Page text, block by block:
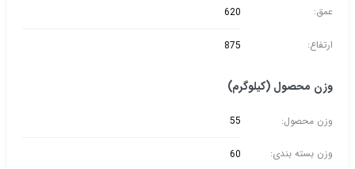
عمق: 620
ارتفاع: 875
وزن محصول (کیلوگرم)
وزن محصول: 55
وزن بسته بندی: 60